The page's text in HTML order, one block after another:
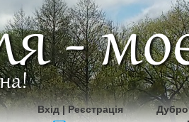
-
Вхід|Реєстрація